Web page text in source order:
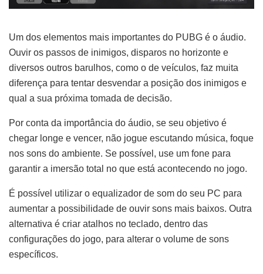
Um dos elementos mais importantes do PUBG é o áudio.
Ouvir os passos de inimigos, disparos no horizonte e
diversos outros barulhos, como o de veículos, faz muita
diferença para tentar desvendar a posição dos inimigos e
qual a sua próxima tomada de decisão.
Por conta da importância do áudio, se seu objetivo é
chegar longe e vencer, não jogue escutando música, foque
nos sons do ambiente. Se possível, use um fone para
garantir a imersão total no que está acontecendo no jogo.
É possível utilizar o equalizador de som do seu PC para
aumentar a possibilidade de ouvir sons mais baixos. Outra
alternativa é criar atalhos no teclado, dentro das
configurações do jogo, para alterar o volume de sons
específicos.